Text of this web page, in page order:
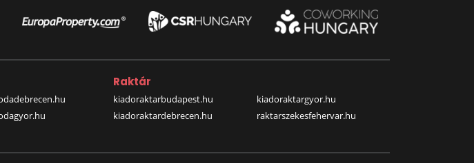
Raktár
kiadoraktarbudapest.hu
kiadoraktardebrecen.hu
kiadoraktargyor.hu
raktarszekesfehervar.hu